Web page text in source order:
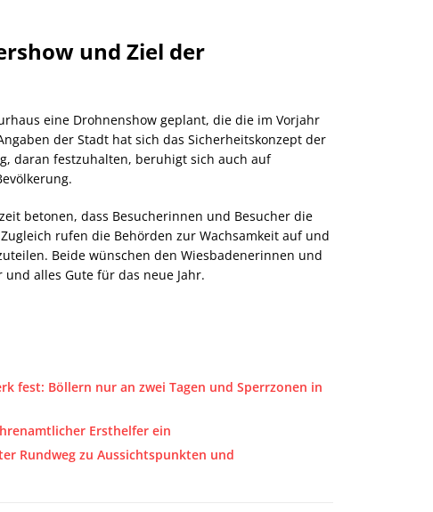
und Ziel der
eine Drohnenshow geplant, die die im Vorjahr
der Stadt hat sich das Sicherheitskonzept der
daran festzuhalten, beruhigt sich auch auf
betonen, dass Besucherinnen und Besucher die
rufen die Behörden zur Wachsamkeit auf und
Beide wünschen den Wiesbadenerinnen und
alles Gute für das neue Jahr.
fest: Böllern nur an zwei Tagen und Sperrzonen in
Ersthelfer ein
Rundweg zu Aussichtspunkten und